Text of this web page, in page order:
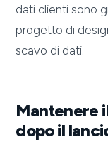
dati clienti sono
progetto di
scavo di dati.
Mantenere
dopo il